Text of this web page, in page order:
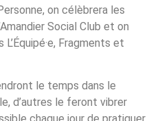
on célèbrera les
Social Club et on
Fragments et
le temps dans le
d’autres le feront vibrer